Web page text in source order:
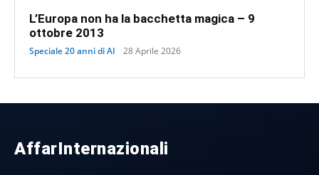
L’Europa non ha la bacchetta magica – 9
ottobre 2013
Speciale 20 anni di AI 28 Aprile 2026
AffarInternazionali